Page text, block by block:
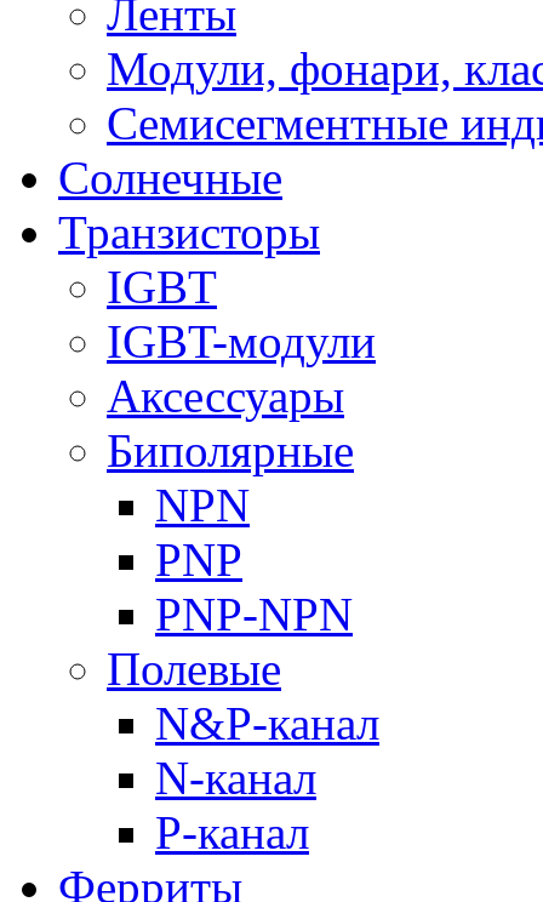
Ленты
Модули, фонари,
Семисегментные
Солнечные
Транзисторы
IGBT
IGBT-модули
Аксессуары
Биполярные
NPN
PNP
PNP-NPN
Полевые
N&P-канал
N-канал
P-канал
Ферриты